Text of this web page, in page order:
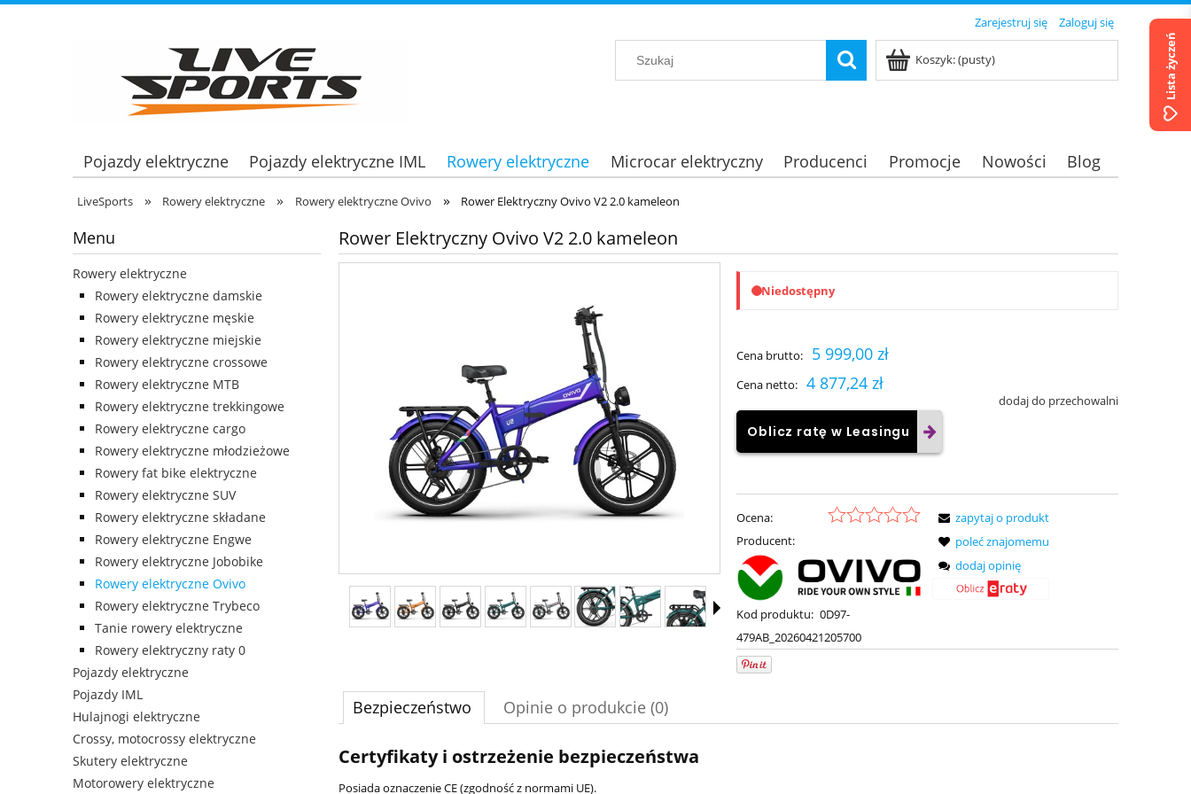
Zarejestruj się Zaloguj się
Koszyk:(pusty)
Pojazdy elektryczne Pojazdy elektryczne IML Rowery elektryczne Microcar elektryczny Producenci Promocje Nowości Blog
LiveSports » Rowery elektryczne » Rowery elektryczne Ovivo » Rower Elektryczny Ovivo V2 2.0 kameleon
Menu
Rowery elektryczne
Rowery elektryczne damskie
Rowery elektryczne męskie
Rowery elektryczne miejskie
Rowery elektryczne crossowe
Rowery elektryczne MTB
Rowery elektryczne trekkingowe
Rowery elektryczne cargo
Rowery elektryczne młodzieżowe
Rowery fat bike elektryczne
Rowery elektryczne SUV
Rowery elektryczne składane
Rowery elektryczne Engwe
Rowery elektryczne Jobobike
Rowery elektryczne Ovivo
Rowery elektryczne Trybeco
Tanie rowery elektryczne
Rowery elektryczny raty 0
Pojazdy elektryczne
Pojazdy IML
Hulajnogi elektryczne
Crossy, motocrossy elektryczne
Skutery elektryczne
Motorowery elektryczne
Rower Elektryczny Ovivo V2 2.0 kameleon
Niedostępny
Cena brutto: 5 999,00 zł
Cena netto: 4 877,24 zł
dodaj do przechowalni
Oblicz ratę w Leasingu
Ocena:
Producent:
Kod produktu: 0D97-
479AB_20260421205700
zapytaj o produkt
poleć znajomemu
dodaj opinię
Bezpieczeństwo Opinie o produkcie (0)
Certyfikaty i ostrzeżenie bezpieczeństwa
Posiada oznaczenie CE (zgodność z normami UE).
Lista życzeń